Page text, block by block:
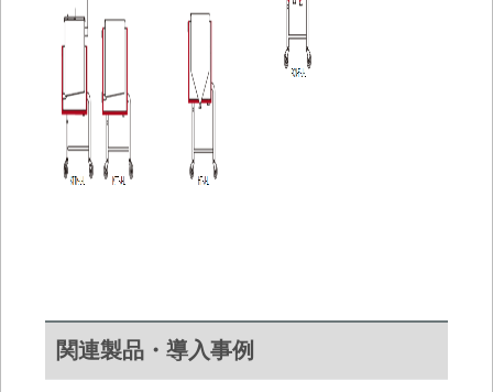
関連製品・導入事例